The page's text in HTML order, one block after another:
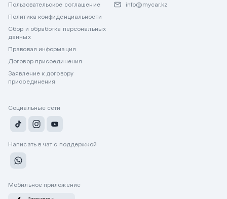
Пользовательское соглашение
Политика конфиденциальности
Сбор и обработка персональных
данных
Правовая информация
Договор присоединения
Заявление к договору
присоединения
info@mycar.kz
Социальные сети
Написать в чат с поддержкой
Мобильное приложение